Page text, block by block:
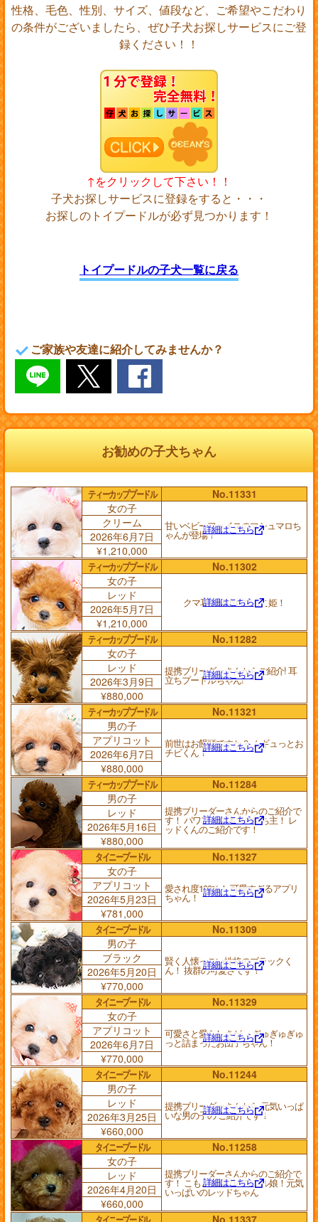
性格、毛色、性別、サイズ、値段など、ご希望やこだわり
の条件がございましたら、ぜひ子犬お探しサービスにご登
録ください！！
↑をクリックして下さい！！
子犬お探しサービスに登録をすると・・・
お探しのトイプードルが必ず見つかります！
トイプードルの子犬一覧に戻る
ご家族や友達に紹介してみませんか？
お勧めの子犬ちゃん
ティーカッププードル
No.11331
女の子
甘いベビーフェイスのマシュマロち
ゃんが登場！詳細はこちら
クリーム
2026年6月7日
¥1,210,000
ティーカッププードル
No.11302
女の子
クマ耳の極小ちびっこ姫！
詳細はこちら
レッド
2026年5月7日
¥1,210,000
ティーカッププードル
No.11282
女の子
提携ブリーダーさんからご紹介! 耳
立ちプードルちゃん!
詳細はこちら
レッド
2026年3月9日
¥880,000
ティーカッププードル
No.11321
男の子
前世はお饅頭ですか？ ムギュっとお
チビくん！詳細はこちら
アプリコット
2026年6月7日
¥880,000
ティーカッププードル
No.11284
男の子
提携ブリーダーさんからのご紹介で
す！ パワフルな体力の持ち主！ レ
ッドくんのご紹介です！
詳細はこちら
レッド
2026年5月16日
¥880,000
タイニープードル
No.11327
女の子
愛され度100%！ 可愛すぎるアプリ
ちゃん！ 詳細はこちら
アプリコット
2026年5月23日
¥781,000
タイニープードル
No.11309
男の子
賢く人懐っこい性格のブラックく
ん！ 抜群の可愛さです！
詳細はこちら
ブラック
2026年5月20日
¥770,000
タイニープードル
No.11329
女の子
可愛さと愛らしさが、 ぎゅぎゅぎゅ
っと詰まったお団子ちゃん！
詳細はこちら
アプリコット
2026年6月7日
¥770,000
タイニープードル
No.11244
男の子
提携ブリーダーさんから 元気いっぱ
いな男の子の ご紹介です！
詳細はこちら
レッド
2026年3月25日
¥660,000
タイニープードル
No.11258
女の子
提携ブリーダーさんからのご紹介で
す！ こもこ爆毛のパワフル娘！元気
いっぱいのレッドちゃん
詳細はこちら
レッド
2026年4月20日
¥660,000